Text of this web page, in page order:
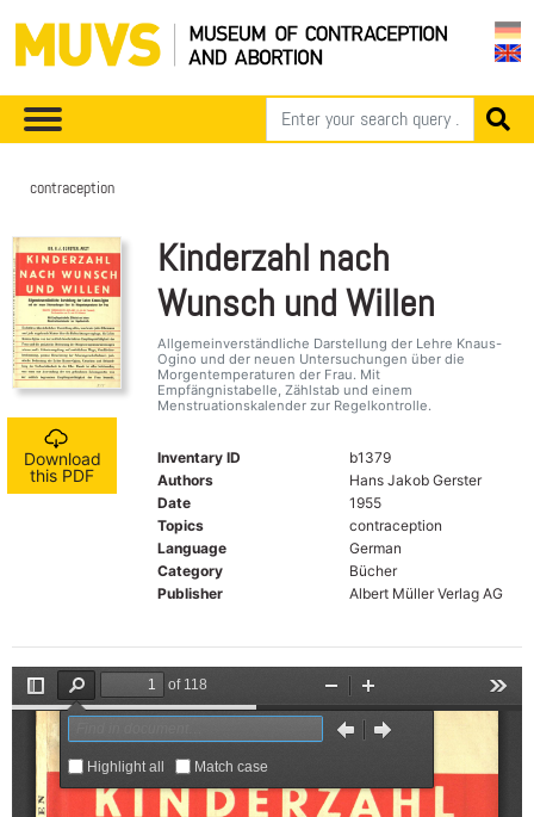
contraception
Download
this PDF
Kinderzahl nach
Wunsch und Willen
Allgemeinverständliche Darstellung der Lehre Knaus-
Ogino und der neuen Untersuchungen über die
Morgentemperaturen der Frau. Mit
Empfängnistabelle, Zählstab und einem
Menstruationskalender zur Regelkontrolle.
Inventary ID
b1379
Authors
Hans Jakob Gerster
Date
1955
Topics
contraception
Language
German
Category
Bücher
Publisher
Albert Müller Verlag AG